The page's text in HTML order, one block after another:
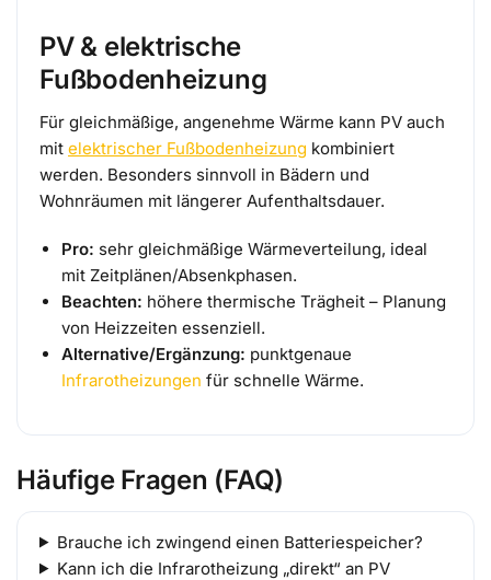
PV & elektrische
Fußbodenheizung
Für gleichmäßige, angenehme Wärme kann PV auch
mit elektrischer Fußbodenheizung kombiniert
werden. Besonders sinnvoll in Bädern und
Wohnräumen mit längerer Aufenthaltsdauer.
Pro: sehr gleichmäßige Wärmeverteilung, ideal
mit Zeitplänen/Absenkphasen.
Beachten: höhere thermische Trägheit – Planung
von Heizzeiten essenziell.
Alternative/Ergänzung: punktgenaue
Infrarotheizungen für schnelle Wärme.
Häufige Fragen (FAQ)
Brauche ich zwingend einen Batteriespeicher?
Kann ich die Infrarotheizung „direkt“ an PV